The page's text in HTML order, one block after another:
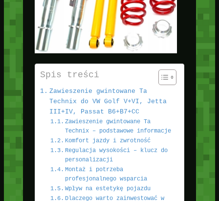
Spis treści
Zawieszenie gwintowane Ta
Technix do VW Golf V+VI, Jetta
III+IV, Passat B6+B7+CC
Zawieszenie gwintowane Ta
Technix – podstawowe informacje
Komfort jazdy i zwrotność
Regulacja wysokości – klucz do
personalizacji
Montaż i potrzeba
profesjonalnego wsparcia
Wpływ na estetykę pojazdu
Dlaczego warto zainwestować w